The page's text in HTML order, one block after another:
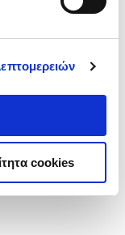
cookies